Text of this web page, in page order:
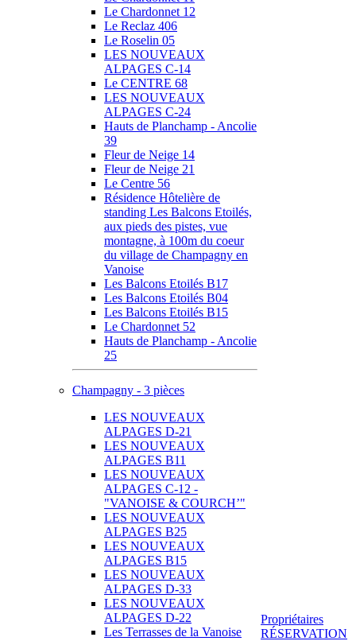
Le Chardonnet 12
Le Reclaz 406
Le Roselin 05
LES NOUVEAUX
ALPAGES C-14
Le CENTRE 68
LES NOUVEAUX
ALPAGES C-24
Hauts de Planchamp - Ancolie
39
Fleur de Neige 14
Fleur de Neige 21
Le Centre 56
Résidence Hôtelière de
standing Les Balcons Etoilés,
aux pieds des pistes, vue
montagne, à 100m du coeur
du village de Champagny en
Vanoise
Les Balcons Etoilés B17
Les Balcons Etoilés B04
Les Balcons Etoilés B15
Le Chardonnet 52
Hauts de Planchamp - Ancolie
25
Champagny - 3 pièces
LES NOUVEAUX
ALPAGES D-21
LES NOUVEAUX
ALPAGES B11
LES NOUVEAUX
ALPAGES C-12 -
"VANOISE & COURCH’"
LES NOUVEAUX
ALPAGES B25
LES NOUVEAUX
ALPAGES B15
LES NOUVEAUX
ALPAGES D-33
LES NOUVEAUX
ALPAGES D-22
Les Terrasses de la Vanoise
Propriétaires
RÉSERVATION